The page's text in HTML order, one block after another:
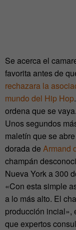
Se acerca el
favorita antes de
rechazara la
mundo del Hip Hop
ordena que se vaya.
Unos segundos
maletín que se
dorada de Armand
champán
Nueva York a 300
«Con esta simple
a lo más alto. El
producción incial»,
que expertos